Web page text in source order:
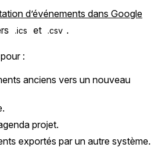
d’événements dans Google
.ics et .csv .
:
anciens vers un nouveau
projet.
exportés par un autre système.